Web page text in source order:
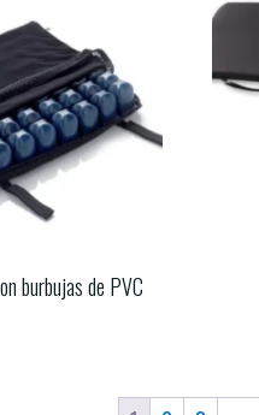
burbujas de PVC